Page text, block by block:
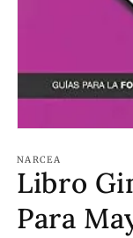
NARCEA
Libro
Para